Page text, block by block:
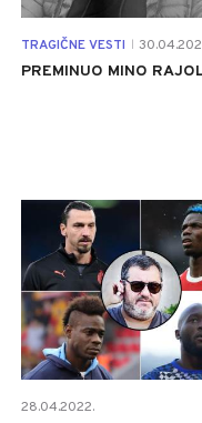
TRAGIČNE VESTI
PREMINUO MINO
28.04.2022.